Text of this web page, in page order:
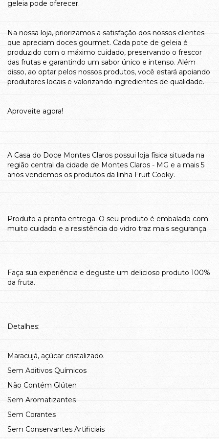
geleia pode oferecer.
Na nossa loja, priorizamos a satisfação dos nossos clientes
que apreciam doces gourmet. Cada pote de geleia é
produzido com o máximo cuidado, preservando o frescor
das frutas e garantindo um sabor único e intenso. Além
disso, ao optar pelos nossos produtos, você estará apoiando
produtores locais e valorizando ingredientes de qualidade.
Aproveite agora!
A Casa do Doce Montes Claros possui loja física situada na
região central da cidade de Montes Claros - MG e a mais 5
anos vendemos os produtos da linha Fruit Cooky.
Produto a pronta entrega. O seu produto é embalado com
muito cuidado e a resistência do vidro traz mais segurança.
Faça sua experiência e deguste um delicioso produto 100%
da fruta.
Detalhes:
Maracujá, açúcar cristalizado.
Sem Aditivos Químicos
Não Contém Glúten
Sem Aromatizantes
Sem Corantes
Sem Conservantes Artificiais